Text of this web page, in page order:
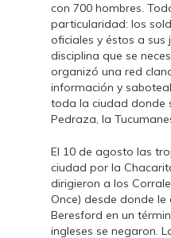
con 700 hombres.
particularidad: los
oficiales y éstos a sus
disciplina que se
organizó una red
información y
toda la ciudad donde
Pedraza, la
El 10 de agosto las
ciudad por la
dirigieron a los
Once) desde donde
Beresford en un
ingleses se negaron.